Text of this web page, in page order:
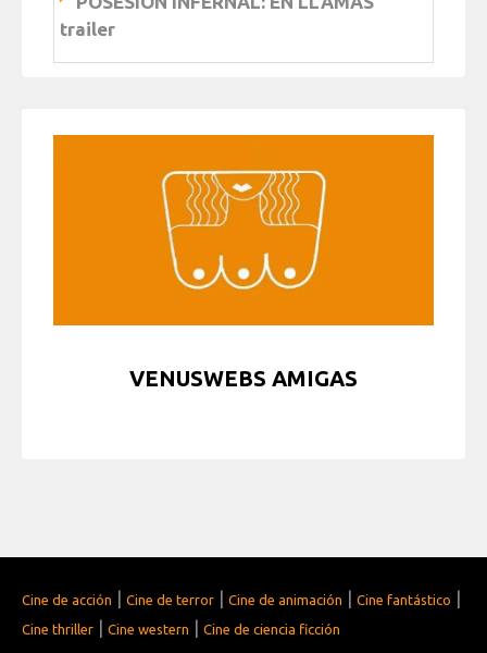
trailer
VENUSWEBS AMIGAS
Cine de acción | Cine de terror | Cine de animación | Cine fantástico |
Cine thriller | Cine western | Cine de ciencia ficción